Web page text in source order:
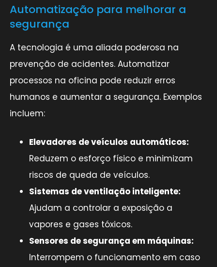
Automatização para melhorar a
segurança
A tecnologia é uma aliada poderosa na
prevenção de acidentes. Automatizar
processos na oficina pode reduzir erros
humanos e aumentar a segurança. Exemplos
incluem:
Elevadores de veículos automáticos:
Reduzem o esforço físico e minimizam
riscos de queda de veículos.
Sistemas de ventilação inteligente:
Ajudam a controlar a exposição a
vapores e gases tóxicos.
Sensores de segurança em máquinas:
Interrompem o funcionamento em caso